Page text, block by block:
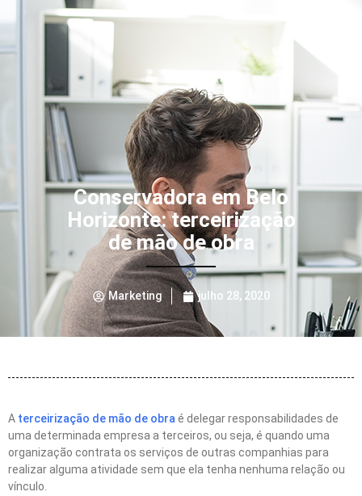
Conservadora em Belo
Horizonte: terceirização
de mão de obra
Marketing julho 28, 2020
A terceirização de mão de obra é delegar responsabilidades de
uma determinada empresa a terceiros, ou seja, é quando uma
organização contrata os serviços de outras companhias para
realizar alguma atividade sem que ela tenha nenhuma relação ou
vínculo.